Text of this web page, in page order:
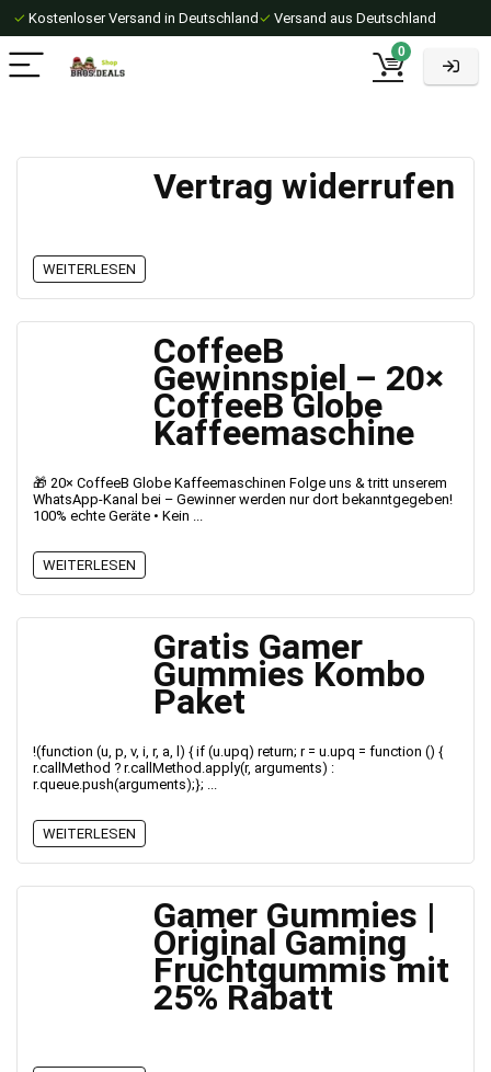
✓ Kostenloser Versand in Deutschland ✓ Versand aus Deutschland
0
Vertrag widerrufen
WEITERLESEN
CoffeeB
Gewinnspiel – 20×
CoffeeB Globe
Kaffeemaschine
🎁 20× CoffeeB Globe Kaffeemaschinen Folge uns & tritt unserem
WhatsApp-Kanal bei – Gewinner werden nur dort bekanntgegeben!
100% echte Geräte • Kein ...
WEITERLESEN
Gratis Gamer
Gummies Kombo
Paket
!(function (u, p, v, i, r, a, l) { if (u.upq) return; r = u.upq = function () {
r.callMethod ? r.callMethod.apply(r, arguments) :
r.queue.push(arguments);}; ...
WEITERLESEN
Gamer Gummies |
Original Gaming
Fruchtgummis mit
25% Rabatt